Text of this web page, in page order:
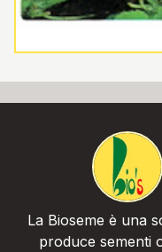
La Bioseme è una
produce sementi